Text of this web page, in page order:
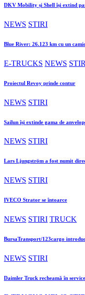
DKV Mobility și Shell își extind
NEWS STIRI
Blue River: 26.123 km cu un
E-TRUCKS NEWS
Proiectul Revoy prinde contur
NEWS STIRI
Sailun își extinde gama de
NEWS STIRI
Lars Ljungström a fost numit
NEWS STIRI
IVECO Strator se întoarce
NEWS STIRI TRUCK
BursaTransport/123cargo
NEWS STIRI
Daimler Truck recheamă în